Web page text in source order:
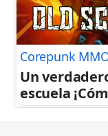
Corepunk
Un
escuela